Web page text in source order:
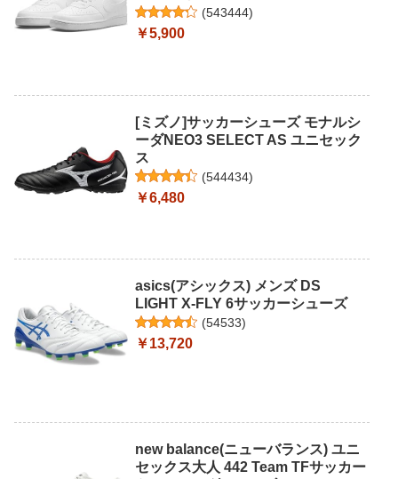
(543444)
￥5,900
[ミズノ]サッカーシューズ モナルシ
ーダNEO3 SELECT AS ユニセック
ス
(544434)
￥6,480
asics(アシックス) メンズ DS
LIGHT X-FLY 6サッカーシューズ
(54533)
￥13,720
new balance(ニューバランス) ユニ
セックス大人 442 Team TFサッカー